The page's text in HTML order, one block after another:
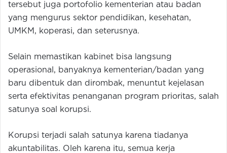
tersebut juga portofolio kementerian atau badan
yang mengurus sektor pendidikan, kesehatan,
UMKM, koperasi, dan seterusnya.
Selain memastikan kabinet bisa langsung
operasional, banyaknya kementerian/badan yang
baru dibentuk dan dirombak, menuntut kejelasan
serta efektivitas penanganan program prioritas, salah
satunya soal korupsi.
Korupsi terjadi salah satunya karena tiadanya
akuntabilitas. Oleh karena itu, semua kerja